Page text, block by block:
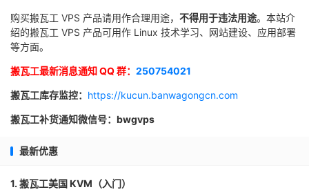
购买搬瓦工 VPS 产品请用作合理用途， 不得用于违法用途。本站介
绍的搬瓦工 VPS 产品可用作 Linux 技术学习、网站建设、应用部署
等方面。
搬瓦工最新消息通知 QQ 群： 250754021
搬瓦工库存监控： https://kucun.banwagongcn.com
搬瓦工补货通知微信号：bwgvps
最新优惠
1. 搬瓦工美国 KVM（入门）